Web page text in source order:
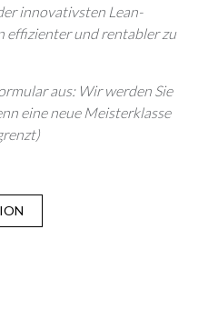
innovativsten Lean-
effizienter und rentabler zu
aus: Wir werden Sie
eine neue Meisterklasse